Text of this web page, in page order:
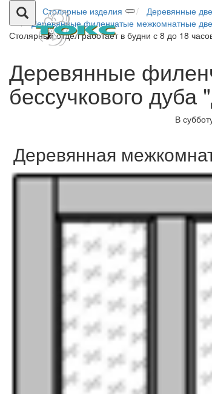
Столярные изделия Деревянные
Деревянные филенчатые межкомнатные
Столярный отдел работает в будни с 8 до 18
Деревянные
бессучкового
В
Деревянная